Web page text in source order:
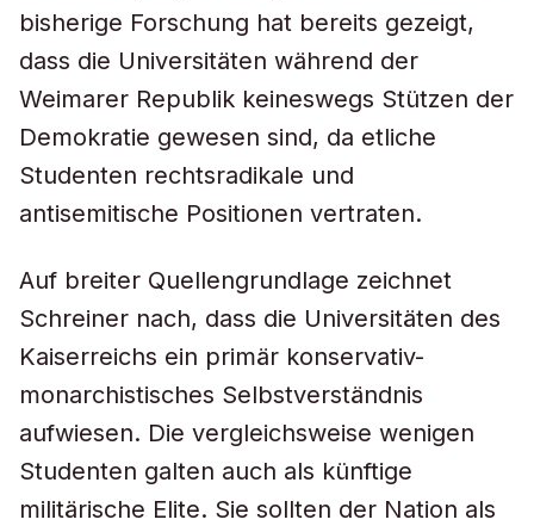
bisherige Forschung hat bereits gezeigt,
dass die Universitäten während der
Weimarer Republik keineswegs Stützen der
Demokratie gewesen sind, da etliche
Studenten rechtsradikale und
antisemitische Positionen vertraten.
Auf breiter Quellengrundlage zeichnet
Schreiner nach, dass die Universitäten des
Kaiserreichs ein primär konservativ-
monarchistisches Selbstverständnis
aufwiesen. Die vergleichsweise wenigen
Studenten galten auch als künftige
militärische Elite. Sie sollten der Nation als